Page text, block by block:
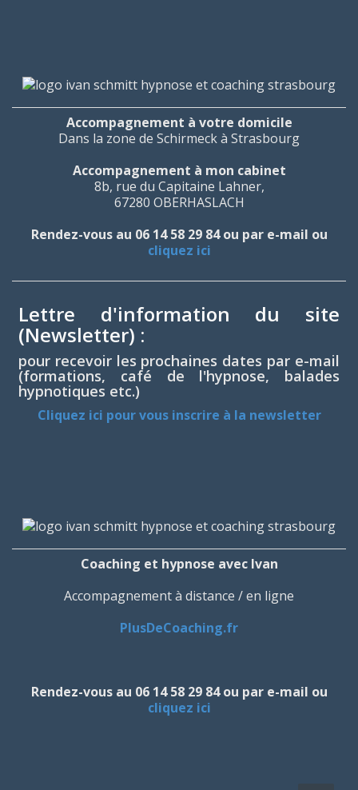
Accompagnement à votre domicile
Dans la zone de Schirmeck à Strasbourg
Accompagnement à mon cabinet
8b, rue du Capitaine Lahner,
67280 OBERHASLACH
Rendez-vous au 06 14 58 29 84 ou par e-mail ou
cliquez ici
Lettre d'information du site
(Newsletter) :
pour recevoir les prochaines dates par e-mail
(formations, café de l'hypnose, balades
hypnotiques etc.)
Cliquez ici pour vous inscrire à la newsletter
Coaching et hypnose avec Ivan
Accompagnement à distance / en ligne
PlusDeCoaching.fr
Rendez-vous au 06 14 58 29 84 ou par e-mail ou
cliquez ici